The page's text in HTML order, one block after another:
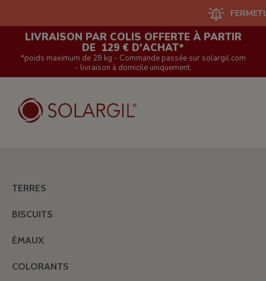
FERMETURE
LIVRAISON PAR COLIS OFFERTE À PARTIR
DE 129 € D'ACHAT*
*poids maximum de 28 kg - Commande passée sur solargil.com
- livraison à domicile uniquement.
TERRES
BISCUITS
ÉMAUX
COLORANTS